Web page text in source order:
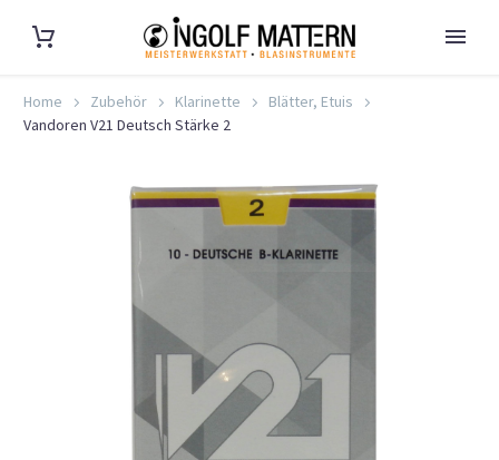
Home Zubehör Klarinette
Blätter, Etuis
Vandoren V21 Deutsch Stärke 2